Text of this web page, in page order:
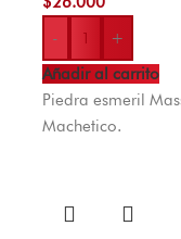
-
+
Añadir al carrito
Piedra esmeril
Machetico.